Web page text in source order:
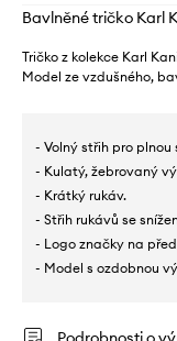
Bavlněné tričko Karl
Tričko z kolekce Karl
Model ze vzdušného,
- Volný střih pro
- Kulatý, žebrovaný
- Krátký rukáv.
- Střih rukávů se
- Logo značky na
- Model s ozdobnou